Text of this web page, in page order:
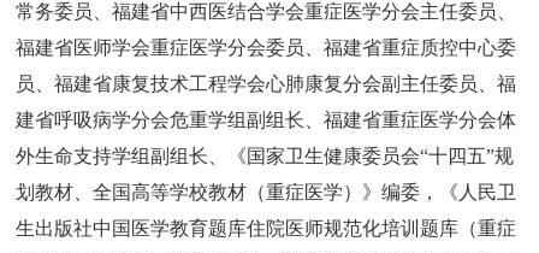
常务委员、福建省中西医结合学会重症医学分会主任委员、
福建省医师学会重症医学分会委员、福建省重症质控中心委
员、福建省康复技术工程学会心肺康复分会副主任委员、福
建省呼吸病学分会危重学组副组长、福建省重症医学分会体
外生命支持学组副组长、《国家卫生健康委员会“十四五”规
划教材、全国高等学校教材（重症医学）》编委，《人民卫
生出版社中国医学教育题库住院医师规范化培训题库（重症